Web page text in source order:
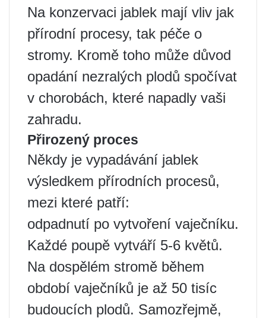
Na konzervaci jablek mají vliv jak
přírodní procesy, tak péče o
stromy. Kromě toho může důvod
opadání nezralých plodů spočívat
v chorobách, které napadly vaši
zahradu.
Přirozený proces
Někdy je vypadávání jablek
výsledkem přírodních procesů,
mezi které patří:
odpadnutí po vytvoření vaječníku.
Každé poupě vytváří 5-6 květů.
Na dospělém stromě během
období vaječníků je až 50 tisíc
budoucích plodů. Samozřejmě,